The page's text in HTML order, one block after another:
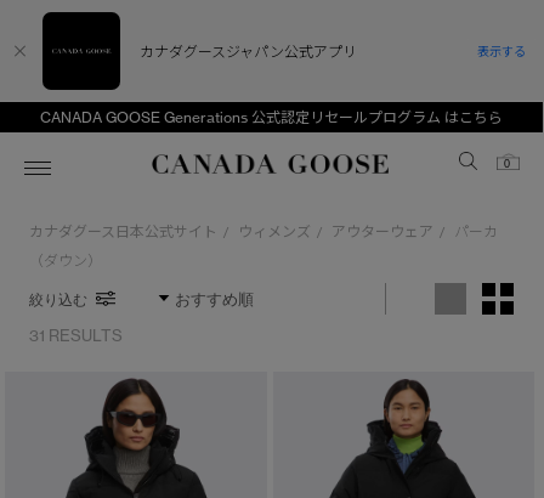
CANADA GOOSE Generations 公式認定リセールプログラム はこちら
Canada Goose
0
スノーグース
アンバサダー
スプリングコレクション
ウィメンズ TOP
ベストセラー
FW26コレクション
メンズ TOP
ベストセラー
FW26コレクション
キッズ TOP
キッズ（2‐7歳)
ユース（6＋歳)
CANADA GOOSE Generationsは、アウター
ウェアの下取り・再販を通じて、長く愛される製
カナダグース日本公式サイト / ウィメンズ / アウターウェア /
パーカ
（ダウン）
絞り込む
31 RESULTS
カナダグースジャパン公式アプリ 表示する